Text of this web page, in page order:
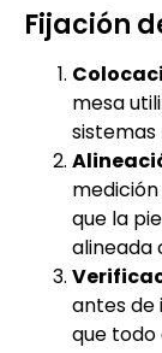
Fijación
mesa
sistemas
que la
alineada
antes de
que